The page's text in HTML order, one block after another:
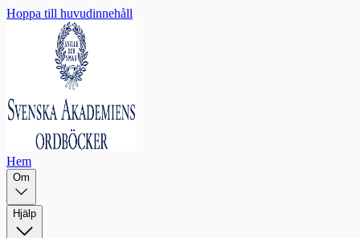
Hoppa till huvudinnehåll
Hem
Om
Hjälp